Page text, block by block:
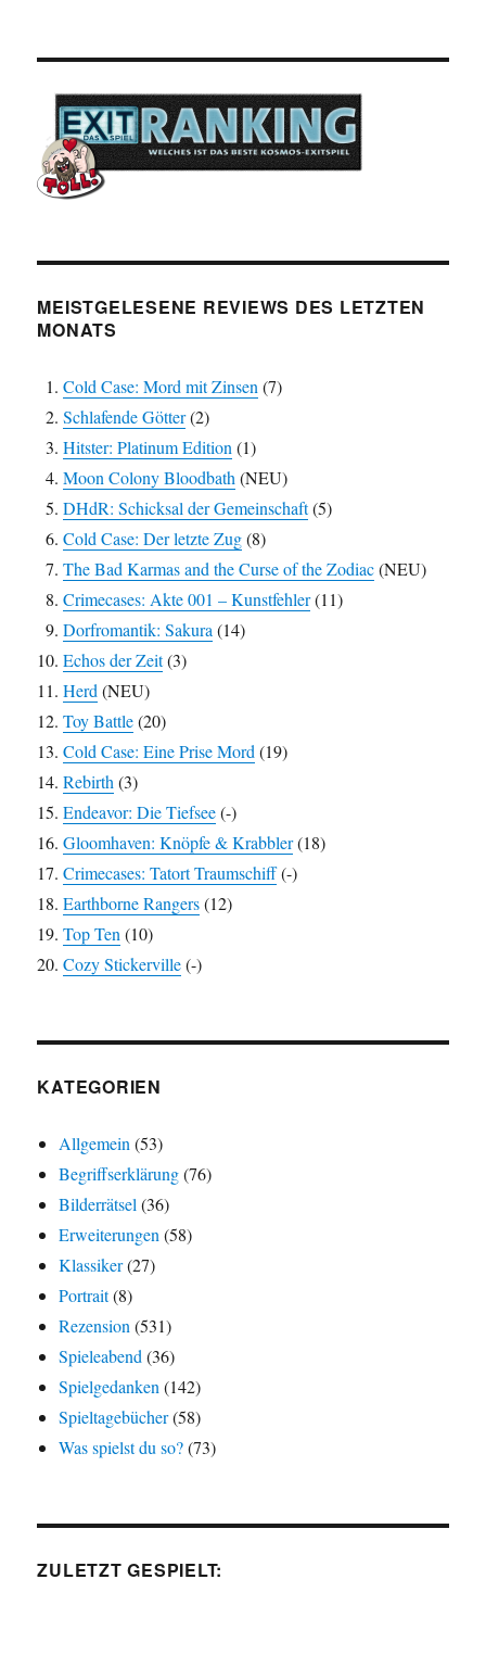
MEISTGELESENE REVIEWS DES LETZTEN
MONATS
Cold Case: Mord mit Zinsen(7)
Schlafende Götter(2)
Hitster: Platinum Edition(1)
Moon Colony Bloodbath(NEU)
DHdR: Schicksal der Gemeinschaft(5)
Cold Case: Der letzte Zug(8)
The Bad Karmas and the Curse of the Zodiac(NEU)
Crimecases: Akte 001 – Kunstfehler(11)
Dorfromantik: Sakura(14)
Echos der Zeit(3)
Herd(NEU)
Toy Battle(20)
Cold Case: Eine Prise Mord(19)
Rebirth(3)
Endeavor: Die Tiefsee(-)
Gloomhaven: Knöpfe & Krabbler(18)
Crimecases: Tatort Traumschiff(-)
Earthborne Rangers(12)
Top Ten(10)
Cozy Stickerville(-)
KATEGORIEN
Allgemein(53)
Begriffserklärung(76)
Bilderrätsel(36)
Erweiterungen(58)
Klassiker(27)
Portrait(8)
Rezension(531)
Spieleabend(36)
Spielgedanken(142)
Spieltagebücher(58)
Was spielst du so?(73)
ZULETZT GESPIELT: